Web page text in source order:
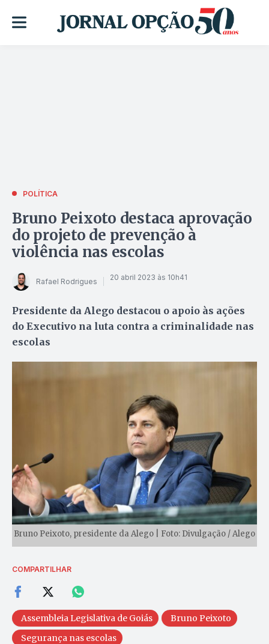
POLÍTICA
Bruno Peixoto destaca aprovação
do projeto de prevenção à
violência nas escolas
Rafael Rodrigues 20 abril 2023 às 10h41
Presidente da Alego destacou o apoio às ações
do Executivo na luta contra a criminalidade nas
escolas
Bruno Peixoto, presidente da Alego | Foto: Divulgação / Alego
COMPARTILHAR
Assembleia Legislativa de Goiás
Bruno Peixoto
Segurança nas escolas